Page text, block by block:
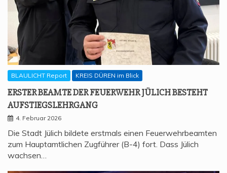
BLAULICHT Report KREIS DÜREN im Blick
ERS­TER BEAM­TE DER FEU­ER­WEHR JÜLICH BESTEHT
AUFSTIEGSLEHRGANG
4. Februar 2026
Die Stadt Jülich bildete erstmals einen Feuerwehrbeamten
zum Hauptamtlichen Zugführer (B-4) fort. Dass Jülich
wachsen…